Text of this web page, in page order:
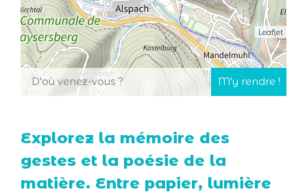
Leaflet
Explorez la mémoire des
gestes et la poésie de la
matière. Entre papier, lumière